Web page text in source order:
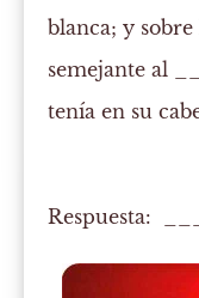
blanca; y
semejante al
tenía en su
Respuesta: